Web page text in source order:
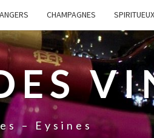
CHAMPAGNES SPIRITUEUX
– Eysines